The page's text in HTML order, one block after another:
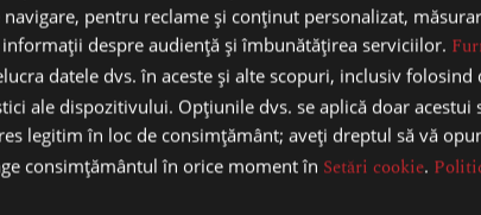
pentru reclame și conținut personalizat,
despre audiență și îmbunătățirea serviciilor.
datele dvs. în aceste și alte scopuri, inclusiv folosind
ale dispozitivului. Opțiunile dvs. se aplică doar acestui
legitim în loc de consimțământ; aveți dreptul să vă
consimțământul în orice moment în Setări cookie.